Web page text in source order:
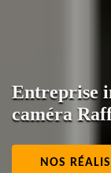
Entreprise
caméra
NOS